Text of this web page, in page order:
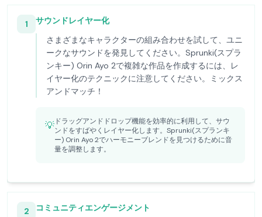
1
サウンドレイヤー化
さまざまなキャラクターの組み合わせを試して、ユニ
ークなサウンドを発見してください。Sprunki(スプラ
ンキー) Orin Ayo 2で複雑な作品を作成するには、レ
イヤー化のテクニックに注意してください。ミックス
アンドマッチ！
💡 ドラッグアンドドロップ機能を効率的に利用して、サウ
ンドをすばやくレイヤー化します。Sprunki(スプランキ
ー) Orin Ayo 2でハーモニーブレンドを見つけるために音
量を調整します。
2
コミュニティエンゲージメント